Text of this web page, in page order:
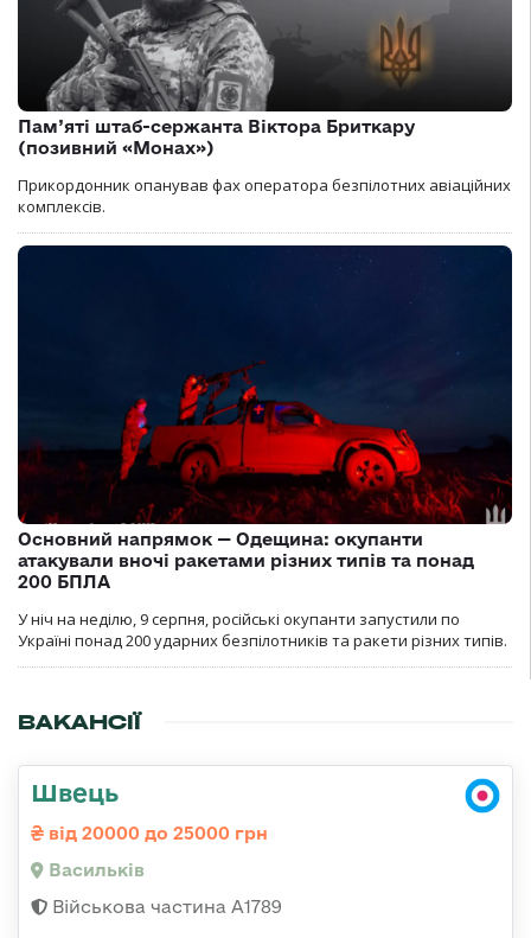
Пам’яті штаб-сержанта Віктора Бриткару
(позивний «Монах»)
Прикордонник опанував фах оператора безпілотних авіаційних
комплексів.
Основний напрямок — Одещина: окупанти
атакували вночі ракетами різних типів та понад
200 БПЛА
У ніч на неділю, 9 серпня, російські окупанти запустили по
Україні понад 200 ударних безпілотників та ракети різних типів.
ВАКАНСІЇ
Швець
від 20000 до 25000 грн
Васильків
Військова частина А1789